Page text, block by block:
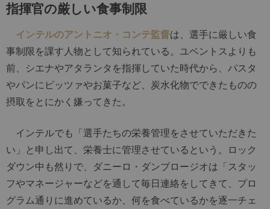
指揮官の厳しい食事制限
インテルのアントニオ・コンテ監督は、選手に厳しい食
事制限を課す人物として知られている。ユベントスよりも
前、シエナやアタランタを指揮していた時代から、パスタ
やパンにピッツァやお菓子など、炭水化物でできたものの
摂取をとにかく嫌ってきた。
インテルでも「選手たちの栄養管理をさせていただきた
い」と申し出て、栄養士に管理させているという。ロック
ダウン中も然りで、ダニーロ・ダンブロージオは「スタッ
フやマネージャーなどを通して毎日連絡をしてきて、プロ
グラム通りに進めているか、何を食べているかを逐一チェ